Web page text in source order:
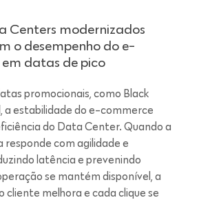
Centers modernizados
o desempenho do e-
datas de pico
promocionais, como Black
a estabilidade do e-commerce
do Data Center. Quando a
com agilidade e
latência e prevenindo
se mantém disponível, a
cliente melhora e cada clique se